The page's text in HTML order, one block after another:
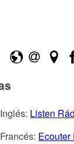
Listen
Ecouter